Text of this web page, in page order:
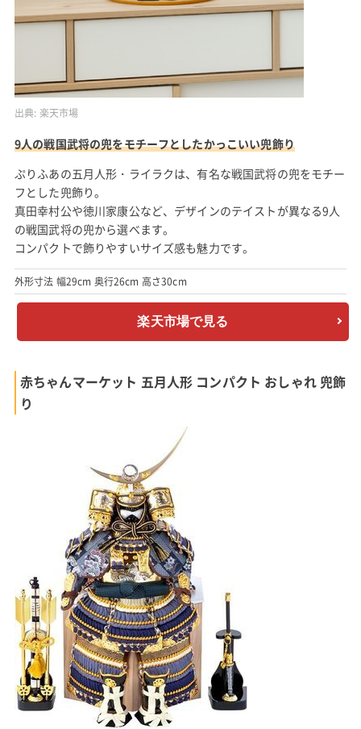
出典: 楽天市場
9人の戦国武将の兜をモチーフとしたかっこいい兜飾り
ぷりふあの五月人形・ライラクは、有名な戦国武将の兜をモチー
フとした兜飾り。
真田幸村公や徳川家康公など、デザインのテイストが異なる9人
の戦国武将の兜から選べます。
コンパクトで飾りやすいサイズ感も魅力です。
外形寸法 幅29cm 奥行26cm 高さ30cm
楽天市場で見る
赤ちゃんマーケット 五月人形 コンパクト おしゃれ 兜飾
り